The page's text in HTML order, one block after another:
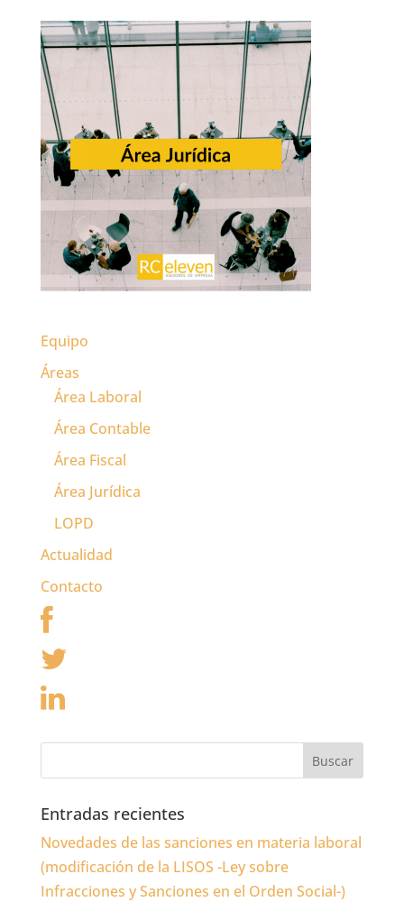
Equipo
Áreas
Área Laboral
Área Contable
Área Fiscal
Área Jurídica
LOPD
Actualidad
Contacto
Entradas recientes
Novedades de las sanciones en materia laboral
(modificación de la LISOS -Ley sobre
Infracciones y Sanciones en el Orden Social-)